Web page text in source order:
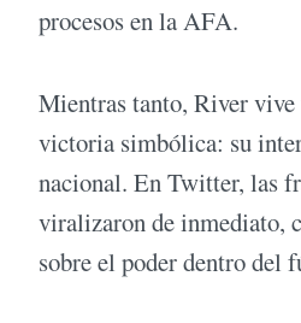
procesos en la AFA.
Mientras tanto, River vive
victoria simbólica: su
nacional. En Twitter, las
viralizaron de inmediato,
sobre el poder dentro del